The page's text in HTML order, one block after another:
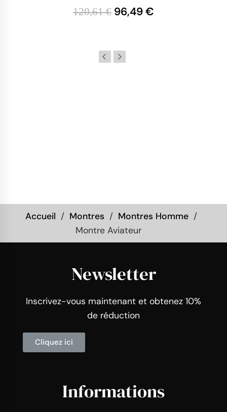
120,61 € 96,49 €
Accueil Montres
Montres Homme
Montre Aviateur
Newsletter
Inscrivez-vous maintenant et obtenez 10%
de réduction
Cliquez ici
Informations